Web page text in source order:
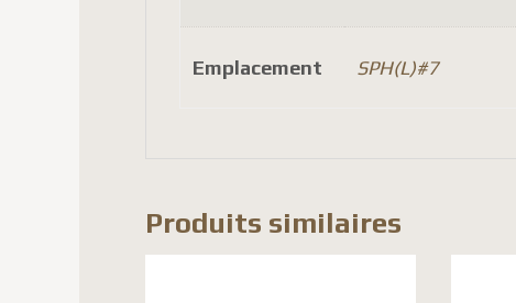
Emplacement SPH(L)#7
Produits similaires